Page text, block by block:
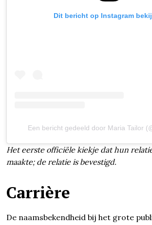
Dit bericht op Instagram
Een bericht gedeeld door Maria Tailor
Het eerste officiële kiekje dat hun
maakte; de relatie is bevestigd.
Carrière
De naamsbekendheid bij het grote